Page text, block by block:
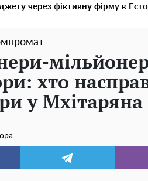
через фіктивну фірму в
хто
у Мхітаряна